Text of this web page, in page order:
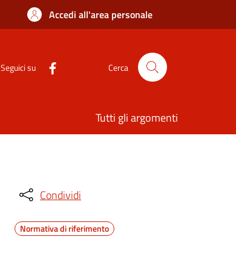
Accedi all'area personale
Seguici su Cerca
Tutti gli argomenti
Condividi
Normativa di riferimento